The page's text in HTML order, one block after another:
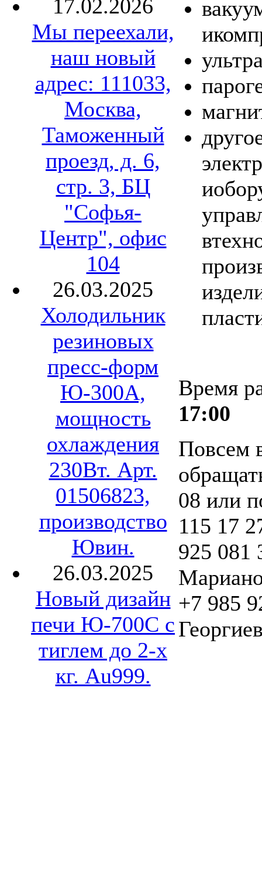
17.02.2026
Мы переехали,
наш новый
адрес: 111033,
Москва,
Таможенный
проезд, д. 6,
стр. 3, БЦ
"Софья-
Центр", офис
104
26.03.2025
Холодильник
резиновых
пресс-форм
Ю-300А,
мощность
охлаждения
230Вт. Арт.
01506823,
производство
Ювин.
26.03.2025
Новый дизайн
печи Ю-700С с
тиглем до 2-х
кг. Au999.
Время
17:00
Повсем
08 или
115 17
925 081
+7 985